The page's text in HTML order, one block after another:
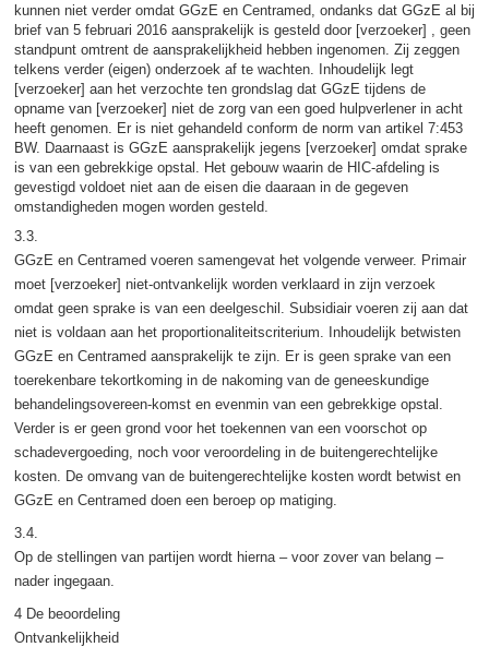
kunnen niet verder omdat GGzE en Centramed, ondanks dat GGzE al bij
brief van 5 februari 2016 aansprakelijk is gesteld door [verzoeker] , geen
standpunt omtrent de aansprakelijkheid hebben ingenomen. Zij zeggen
telkens verder (eigen) onderzoek af te wachten. Inhoudelijk legt
[verzoeker] aan het verzochte ten grondslag dat GGzE tijdens de
opname van [verzoeker] niet de zorg van een goed hulpverlener in acht
heeft genomen. Er is niet gehandeld conform de norm van artikel 7:453
BW. Daarnaast is GGzE aansprakelijk jegens [verzoeker] omdat sprake
is van een gebrekkige opstal. Het gebouw waarin de HIC-afdeling is
gevestigd voldoet niet aan de eisen die daaraan in de gegeven
omstandigheden mogen worden gesteld.
3.3.
GGzE en Centramed voeren samengevat het volgende verweer. Primair
moet [verzoeker] niet-ontvankelijk worden verklaard in zijn verzoek
omdat geen sprake is van een deelgeschil. Subsidiair voeren zij aan dat
niet is voldaan aan het proportionaliteitscriterium. Inhoudelijk betwisten
GGzE en Centramed aansprakelijk te zijn. Er is geen sprake van een
toerekenbare tekortkoming in de nakoming van de geneeskundige
behandelingsovereen-komst en evenmin van een gebrekkige opstal.
Verder is er geen grond voor het toekennen van een voorschot op
schadevergoeding, noch voor veroordeling in de buitengerechtelijke
kosten. De omvang van de buitengerechtelijke kosten wordt betwist en
GGzE en Centramed doen een beroep op matiging.
3.4.
Op de stellingen van partijen wordt hierna – voor zover van belang –
nader ingegaan.
4 De beoordeling
Ontvankelijkheid